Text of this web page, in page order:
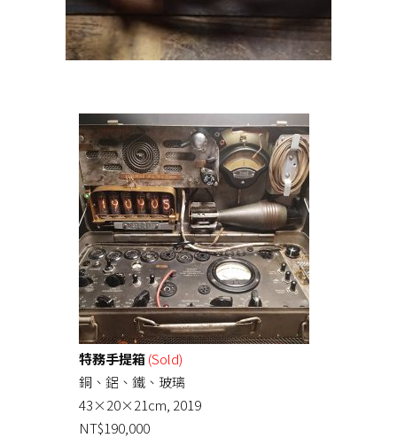
特務手提箱(Sold)
銅、鋁、鐵、玻璃
43×20×21cm, 2019
NT$190,000